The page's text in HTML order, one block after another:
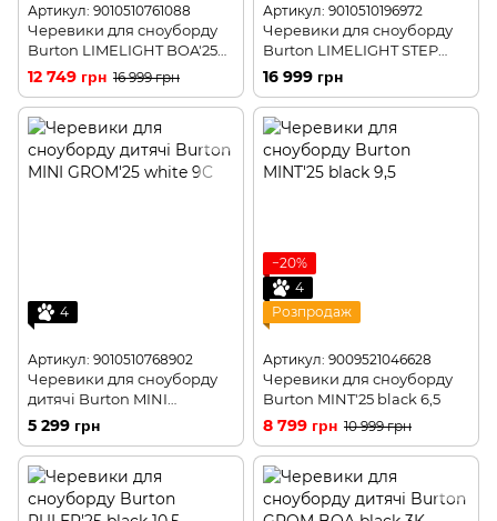
Артикул: 9010510761088
Черевики для сноуборду
Burton LIMELIGHT BOA'25
imperial purple 7,0
12 749 грн 16 999 грн
Артикул: 9010510196972
Черевики для сноуборду
Burton LIMELIGHT STEP
ON'22 black 10
16 999 грн
4
Артикул: 9010510768902
Черевики для сноуборду
дитячі Burton MINI
GROM'25 white 7C
5 299 грн
−20%
4
Розпродаж
Артикул: 9009521046628
Черевики для сноуборду
Burton MINT'25 black 6,5
8 799 грн 10 999 грн